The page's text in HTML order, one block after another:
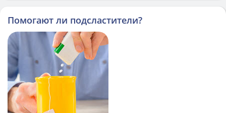
Помогают ли подсластители?